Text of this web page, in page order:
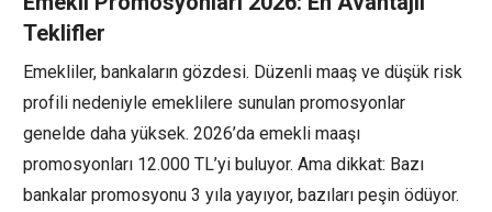
Teklifler
Emekliler, bankaların gözdesi. Düzenli maaş ve düşük risk
profili nedeniyle emeklilere sunulan promosyonlar
genelde daha yüksek. 2026’da emekli maaşı
promosyonları 12.000 TL’yi buluyor. Ama dikkat: Bazı
bankalar promosyonu 3 yıla yayıyor, bazıları peşin ödüyor.